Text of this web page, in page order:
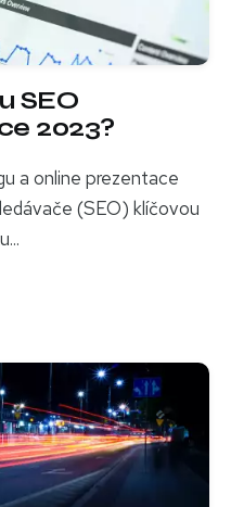
SEO
2023?
a online prezentace
(SEO) klíčovou